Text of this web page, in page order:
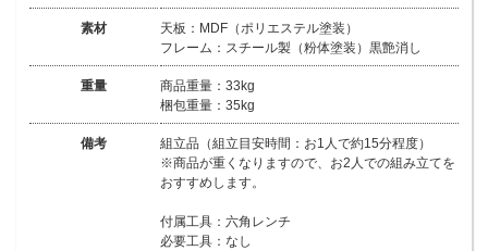
素材
天板：MDF（ポリエステル塗装）
フレーム：スチール製（粉体塗装）黒艶消し
重量
商品重量：33kg
梱包重量：35kg
備考
組立品（組立目安時間：お1人で約15分程度）
※商品が重くなりますので、お2人での組み立てを
おすすめします。
付属工具：六角レンチ
必要工具：なし